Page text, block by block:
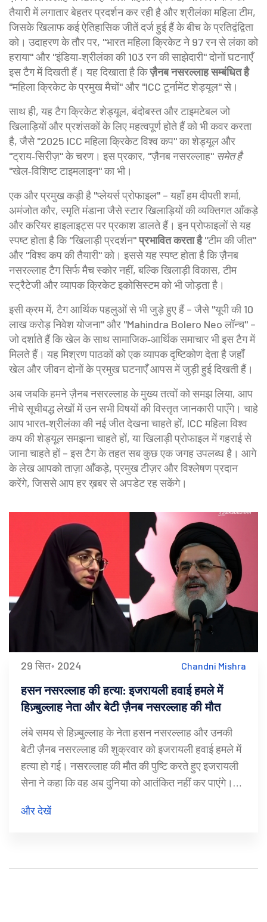
तैयारी में लगातार बेहतर प्रदर्शन कर रही हैऔरश्रीलंका महिला टीम,
जिसके खिलाफ कई ऐतिहासिक जीतें दर्ज हुई हैंके बीच के प्रतिद्वंद्विता
को। उदाहरण के तौर पर, "भारत महिला क्रिकेट ने 97 रन से लंका को
हराया" और "इंडिया‑श्रीलंका की 103 रन की साझेदारी" दोनों घटनाएँ
इस टैग में दिखती हैं। यह दिखाता है किज़ैनब नसरल्लाहसम्बंधित है
"महिला क्रिकेट के प्रमुख मैचों" और "ICC टूर्नामेंट शेड्यूल" से।
साथ ही, यह टैगक्रिकेट शेड्यूल,बंदोबस्त और टाइमटेबल जो
खिलाड़ियों और प्रशंसकों के लिए महत्वपूर्ण होते हैंको भी कवर करता
है, जैसे "2025 ICC महिला क्रिकेट विश्व कप" का शेड्यूल और
"ट्राय‑सिरीज़" के चरण। इस प्रकार, "ज़ैनब नसरल्लाह" समेत है
"खेल‑विशिष्ट टाइमलाइन" का भी।
एक और प्रमुख कड़ी है "प्लेयर्स प्रोफाइल" – यहाँ हम दीपती शर्मा,
अमंजोत कौर, स्मृति मंडाना जैसे स्टार खिलाड़ियों की व्यक्तिगत आँकड़े
और करियर हाइलाइट्स पर प्रकाश डालते हैं। इन प्रोफाइलों से यह
स्पष्ट होता है कि "खिलाड़ी प्रदर्शन"प्रभावित करता है"टीम की जीत"
और "विश्व कप की तैयारी" को। इससे यह स्पष्ट होता है कि ज़ैनब
नसरल्लाह टैग सिर्फ मैच स्कोर नहीं, बल्कि खिलाड़ी विकास, टीम
स्ट्रैटेजी और व्यापक क्रिकेट इकोसिस्टम को भी जोड़ता है।
इसी क्रम में, टैग आर्थिक पहलुओं से भी जुड़े हुए हैं – जैसे "यूपी की 10
लाख करोड़ निवेश योजना" और "Mahindra Bolero Neo लॉन्च" –
जो दर्शाते हैं कि खेल के साथ सामाजिक‑आर्थिक समाचार भी इस टैग में
मिलते हैं। यह मिश्रण पाठकों को एक व्यापक दृष्टिकोण देता है जहाँ
खेल और जीवन दोनों के प्रमुख घटनाएँ आपस में जुड़ी हुई दिखती हैं।
अब जबकि हमने ज़ैनब नसरल्लाह के मुख्य तत्वों को समझ लिया, आप
नीचे सूचीबद्ध लेखों में उन सभी विषयों की विस्तृत जानकारी पाएँगे। चाहे
आप भारत‑श्रीलंका की नई जीत देखना चाहते हों, ICC महिला विश्व
कप की शेड्यूल समझना चाहते हों, या खिलाड़ी प्रोफाइल में गहराई से
जाना चाहते हों – इस टैग के तहत सब कुछ एक जगह उपलब्ध है। आगे
के लेख आपको ताज़ा आँकड़े, प्रमुख टीज़र और विश्लेषण प्रदान
करेंगे, जिससे आप हर ख़बर से अपडेट रह सकेंगे।
29 सित॰ 2024 Chandni Mishra
हसन नसरल्लाह की हत्या: इजरायली हवाई हमले में
हिज़्बुल्लाह नेता और बेटी ज़ैनब नसरल्लाह की मौत
लंबे समय से हिज़्बुल्लाह के नेता हसन नसरल्लाह और उनकी
बेटी ज़ैनब नसरल्लाह की शुक्रवार को इजरायली हवाई हमले में
हत्या हो गई। नसरल्लाह की मौत की पुष्टि करते हुए इजरायली
सेना ने कहा कि वह अब दुनिया को आतंकित नहीं कर पाएंगे।
तबाह हो गए, जिसमें कम से कम छह मौतें और 90 से अधिक
और देखें